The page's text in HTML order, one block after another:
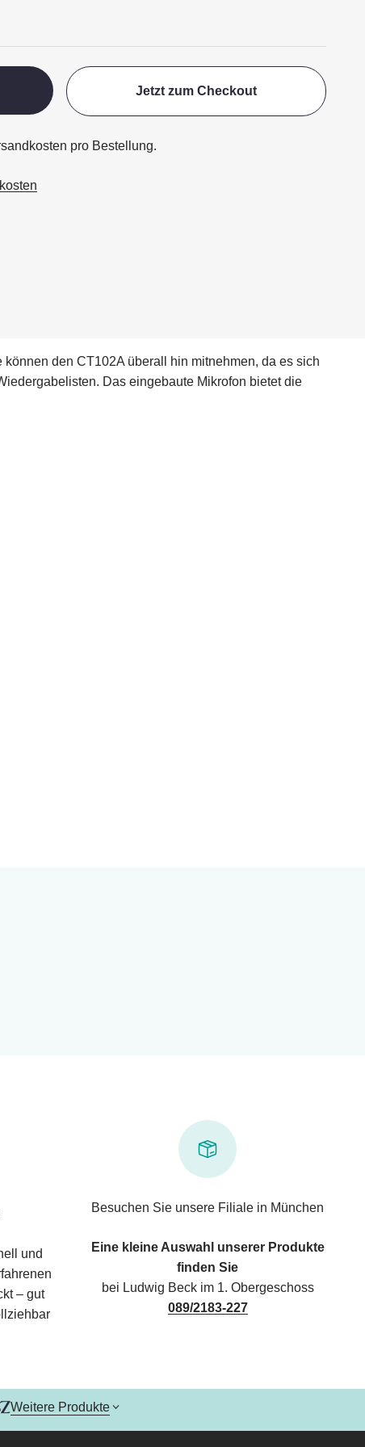
Jetzt zum Checkout
pro Bestellung.
den CT102A überall hin mitnehmen, da es sich
Das eingebaute Mikrofon bietet die
und
– gut
Besuchen Sie unsere Filiale in München
Eine kleine Auswahl unserer Produkte
finden Sie
bei Ludwig Beck im 1. Obergeschoss
089/2183-227
Weitere Produkte